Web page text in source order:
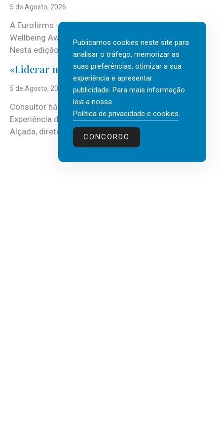
5 de Agosto, 2026
A Eurofirms – People first está de regresso aos
Wellbeing Awards, integrando o Top Wellbeing 2026.
Nesta edição, a multinacional...
«Liderar não é um talento místico.»
5 de Agosto, 2026
Consultor há mais de três décadas nas áreas de
Experiência do Cliente, Vendas e Liderança, Manuel
Alçada, diretor executivo da...
Publicamos cookies neste site para
analisar o tráfego, memorizar as
suas preferências, otimizar a sua
experiência e apresentar
publicidade. Para mais informação
leia a nossa
Política de privacidade e cookies.
CONCORDO